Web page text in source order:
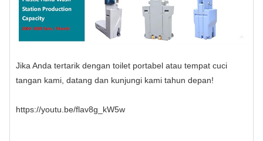
Jika Anda tertarik dengan toilet portabel atau tempat cuci
tangan kami, datang dan kunjungi kami tahun depan!
https://youtu.be/flav8g_kW5w